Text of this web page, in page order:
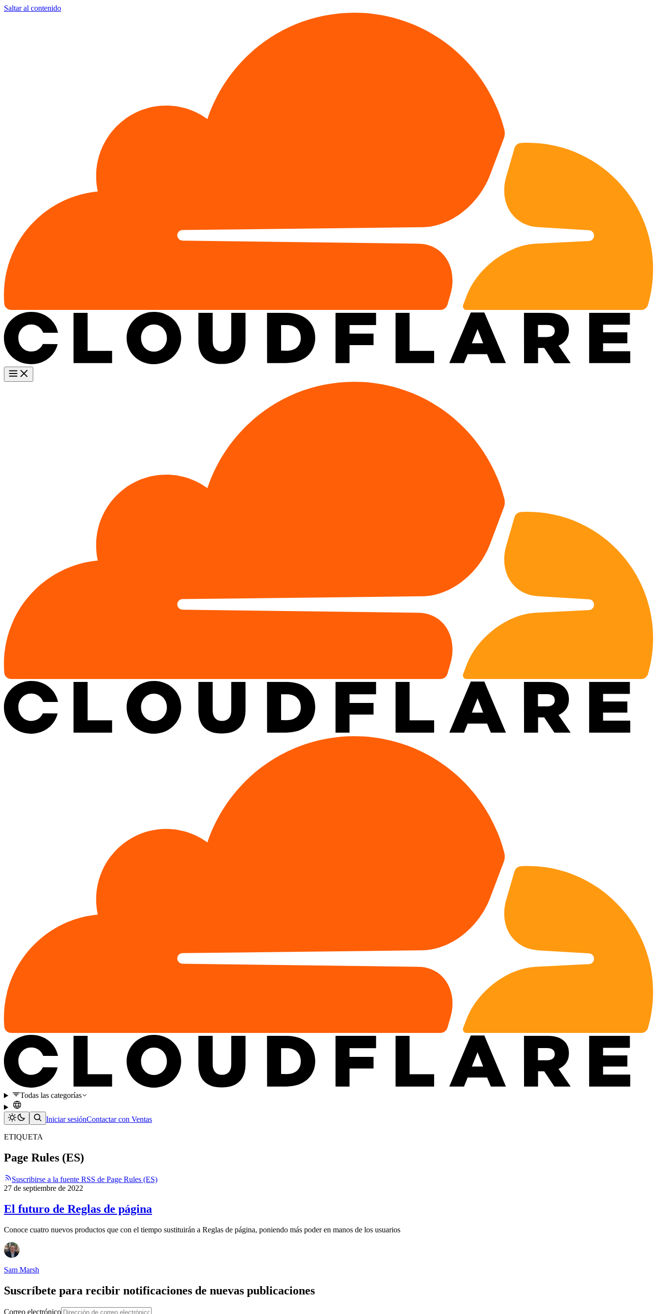
Saltar al contenido
Todas las categorías
Iniciar sesiónContactar con Ventas
ETIQUETA
Page Rules (ES)
Suscribirse a la fuente RSS de Page Rules (ES)
27 de septiembre de 2022
El futuro de Reglas de página
Conoce cuatro nuevos productos que con el tiempo sustituirán a Reglas de página, poniendo más poder en manos de los usuarios
Sam Marsh
Suscríbete para recibir notificaciones de nuevas publicaciones
Correo electrónico